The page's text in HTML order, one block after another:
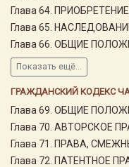
Глава 64.
Глава 65.
Глава 66. ОБЩИЕ
Показать ещё...
ГРАЖДАНСКИЙ КОДЕКС
Глава 69. ОБЩИЕ
Глава 70. АВТОРСКОЕ
Глава 71. ПРАВА,
Глава 72. ПАТЕНТНОЕ